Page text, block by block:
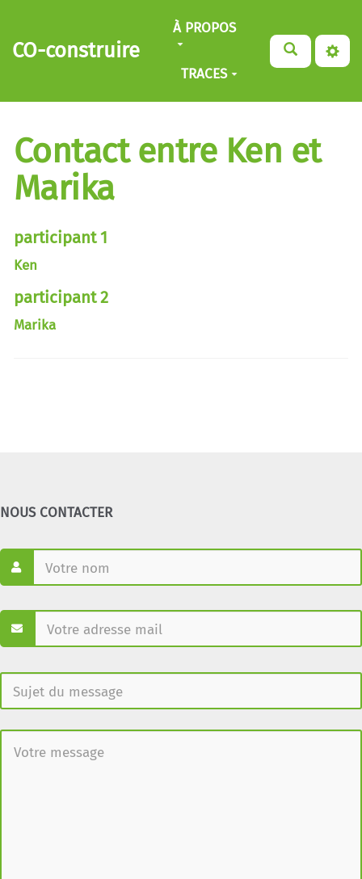
Aller au contenu principal
CO-construire
À PROPOS
TRACES
Contact entre Ken et
Marika
participant 1
Ken
participant 2
Marika
NOUS CONTACTER